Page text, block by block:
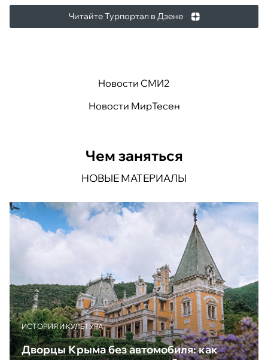
Читайте Турпортал в Дзене
Новости СМИ2
Новости МирТесен
Чем заняться
НОВЫЕ МАТЕРИАЛЫ
ИСТОРИЯ И КУЛЬТУРА
Дворцы Крыма без автомобиля: как